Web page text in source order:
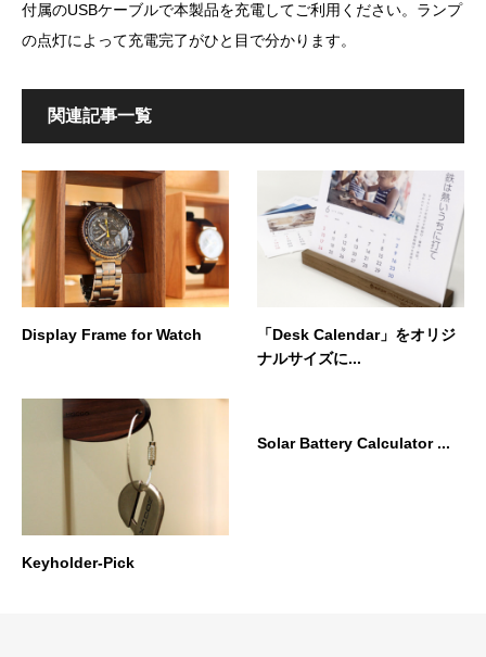
付属のUSBケーブルで本製品を充電してご利用ください。ランプ
の点灯によって充電完了がひと目で分かります。
関連記事一覧
Display Frame for Watch
「Desk Calendar」をオリジ
ナルサイズに...
Keyholder-Pick
Solar Battery Calculator ...